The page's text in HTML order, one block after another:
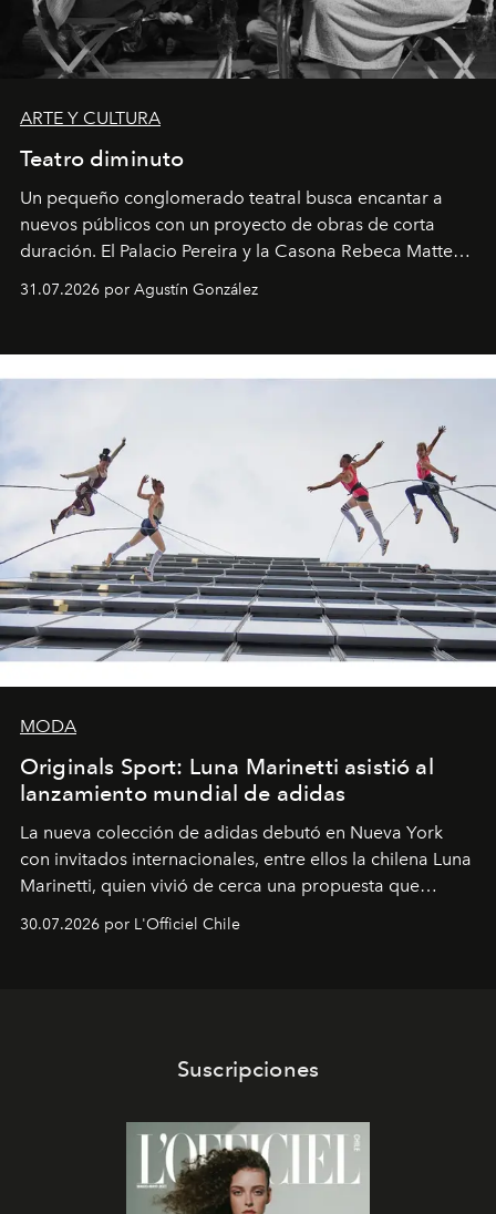
ARTE Y CULTURA
Teatro diminuto
Un pequeño conglomerado teatral busca encantar a
nuevos públicos con un proyecto de obras de corta
duración. El Palacio Pereira y la Casona Rebeca Matte
miniobras. Sus puestas en escena son limpias; ponen el
31.07.2026 por Agustín González
MODA
Originals Sport: Luna Marinetti asistió al
lanzamiento mundial de adidas
La nueva colección de adidas debutó en Nueva York
con invitados internacionales, entre ellos la chilena Luna
Marinetti, quien vivió de cerca una propuesta que
30.07.2026 por L'Officiel Chile
Suscripciones